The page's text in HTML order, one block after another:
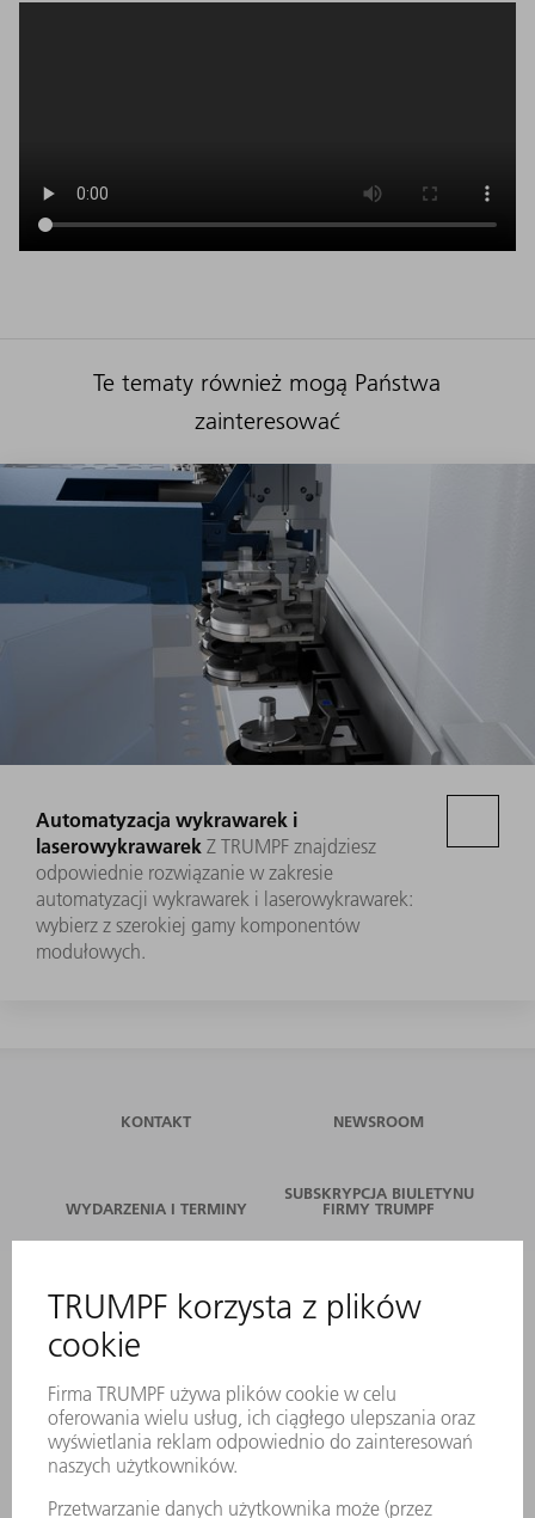
Te tematy również mogą Państwa
zainteresować
Automatyzacja wykrawarek i
laserowykrawarek Z TRUMPF znajdziesz
odpowiednie rozwiązanie w zakresie
automatyzacji wykrawarek i laserowykrawarek:
wybierz z szerokiej gamy komponentów
modułowych.
KONTAKT NEWSROOM
WYDARZENIA I TERMINY
SUBSKRYPCJA BIULETYNU
FIRMY TRUMPF
SERWIS ONLINE
KONTAKT
LOKALIZACJE
WYDARZENIA I TERMINY
SUBSKRYPCJA NEWSLETTERA
MYTRUMPF
KARTY BEZPIECZEŃSTWA
PRODUKTY